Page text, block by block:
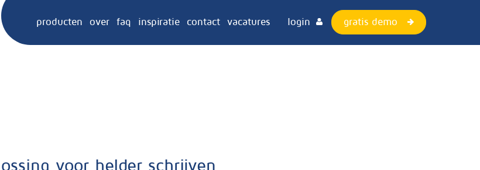
producten over faq inspiratie contact vacatures login gratis demo
voor helder schrijven